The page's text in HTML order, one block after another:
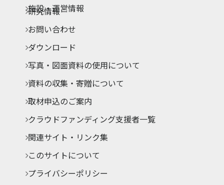
施設・運営情報
研究情報
お問い合わせ
ダウンロード
写真・図面資料の使用について
資料の収集・寄贈について
取材申込のご案内
クラウドファンディング支援者一覧
関連サイト・リンク集
このサイトについて
プライバシーポリシー